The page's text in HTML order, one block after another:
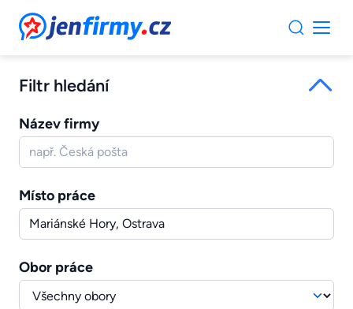
JenFirmy.cz
Filtr hledání
Název firmy
Místo práce
Obor práce